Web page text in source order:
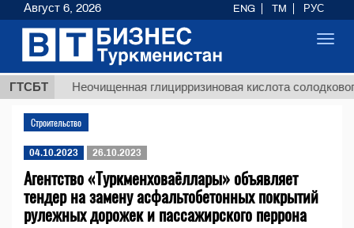
ГТСБТ Неочищенная глицирризиновая кислота
Строительство
04.10.2023 26.10.2023
Агентство «Туркменховаёллары» объявляет
тендер на замену асфальтобетонных покрытий
рулежных дорожек и пассажирского перрона
Август 6, 2026 ENG TM РУС